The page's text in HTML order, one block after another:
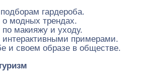
гардероба.
о модных трендах.
макияжу и уходу.
интерактивными примерами.
и своем образе в обществе.